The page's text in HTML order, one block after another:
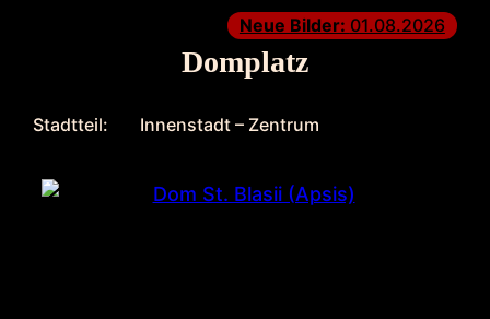
Neue Bilder: 01.08.2026
Domplatz
Stadtteil: Innenstadt – Zentrum